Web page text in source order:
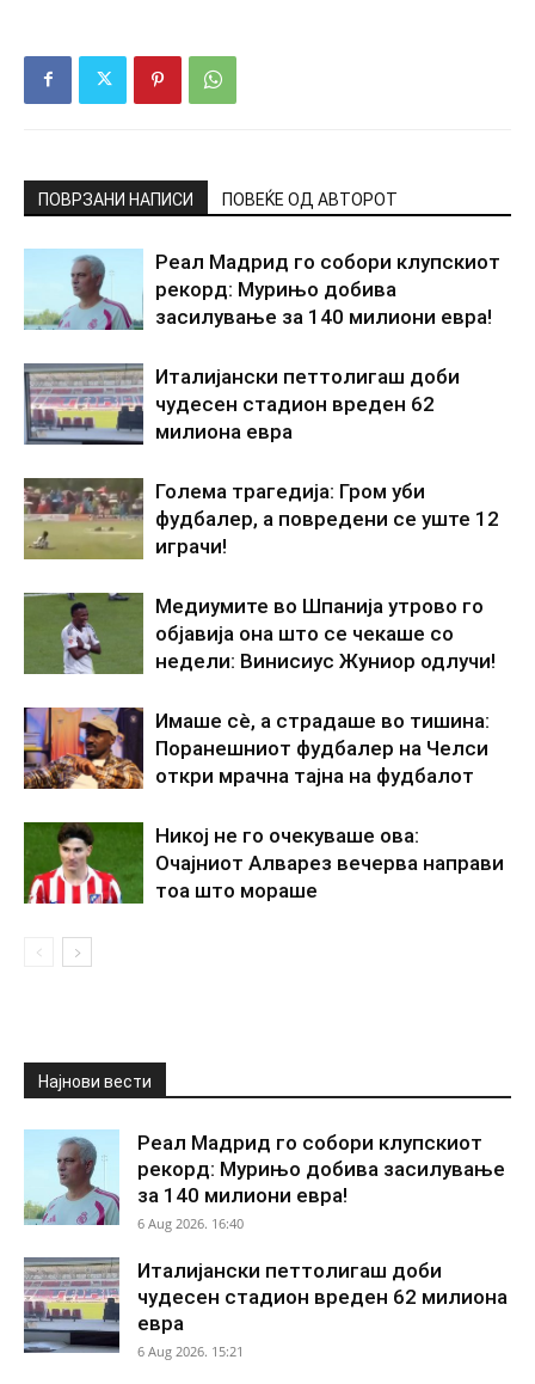
ПОВРЗАНИ НАПИСИ ПОВЕЌЕ ОД АВТОРОТ
Реал Мадрид го собори клупскиот
рекорд: Мурињо добива
засилување за 140 милиони евра!
Италијански петтолигаш доби
чудесен стадион вреден 62
милиона евра
Голема трагедија: Гром уби
фудбалер, а повредени се уште 12
играчи!
Медиумите во Шпанија утрово го
објавија она што се чекаше со
недели: Винисиус Жуниор одлучи!
Имаше сè, а страдаше во тишина:
Поранешниот фудбалер на Челси
откри мрачна тајна на фудбалот
Никој не го очекуваше ова:
Очајниот Алварез вечерва направи
тоа што мораше
Најнови вести
Реал Мадрид го собори клупскиот
рекорд: Мурињо добива засилување
за 140 милиони евра!
6 Aug 2026. 16:40
Италијански петтолигаш доби
чудесен стадион вреден 62 милиона
евра
6 Aug 2026. 15:21